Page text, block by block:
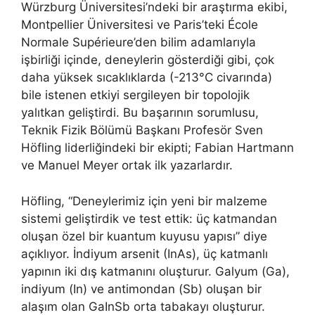
Würzburg Üniversitesi’ndeki bir araştırma ekibi,
Montpellier Üniversitesi ve Paris’teki École
Normale Supérieure’den bilim adamlarıyla
işbirliği içinde, deneylerin gösterdiği gibi, çok
daha yüksek sıcaklıklarda (-213°C civarında)
bile istenen etkiyi sergileyen bir topolojik
yalıtkan geliştirdi. Bu başarının sorumlusu,
Teknik Fizik Bölümü Başkanı Profesör Sven
Höfling liderliğindeki bir ekipti; Fabian Hartmann
ve Manuel Meyer ortak ilk yazarlardır.
Höfling, “Deneylerimiz için yeni bir malzeme
sistemi geliştirdik ve test ettik: üç katmandan
oluşan özel bir kuantum kuyusu yapısı” diye
açıklıyor. İndiyum arsenit (InAs), üç katmanlı
yapının iki dış katmanını oluşturur. Galyum (Ga),
indiyum (In) ve antimondan (Sb) oluşan bir
alaşım olan GaInSb orta tabakayı oluşturur.